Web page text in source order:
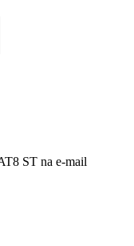
ST na e-mail